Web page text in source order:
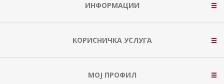
ИНФОРМАЦИИ
КОРИСНИЧКА УСЛУГА
МОЈ ПРОФИЛ